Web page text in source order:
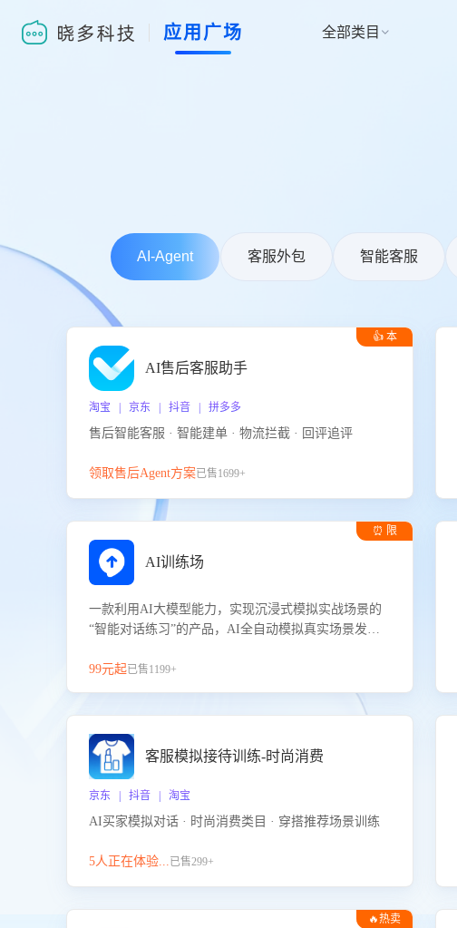
应用广场 全部类目 
AI-Agent 客服外包 智能客服
👍 本
AI售后客服助手
淘宝 | 京东 | 抖音 | 拼多多
售后智能客服 · 智能建单 · 物流拦截 · 回评追评
领取售后Agent方案已售1699+
⏰ 限
AI训练场
一款利用AI大模型能力，实现沉浸式模拟实战场景的
“智能对话练习”的产品，AI全自动模拟真实场景发生
提升客服团队的销服能力。
99元起已售1199+
客服模拟接待训练-时尚消费
京东 | 抖音 | 淘宝
AI买家模拟对话 · 时尚消费类目 · 穿搭推荐场景训练
5人正在体验...已售299+
🔥热卖